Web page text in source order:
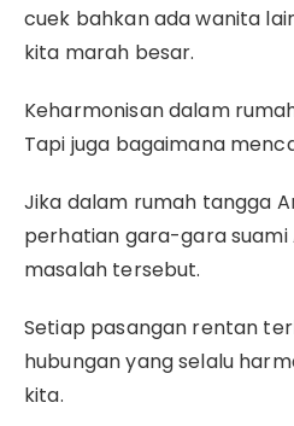
cuek bahkan ada wanita
kita marah besar.
Keharmonisan dalam
Tapi juga bagaimana
Jika dalam rumah tangga
perhatian gara-gara suami
masalah tersebut.
Setiap pasangan rentan
hubungan yang selalu
kita.